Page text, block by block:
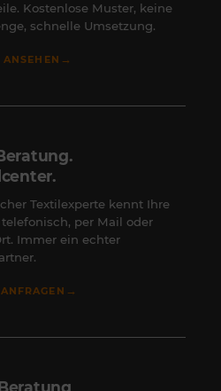
Kostenlose Muster, keine
schnelle Umsetzung.
→
Textilexperte kennt Ihre
per Mail oder
Immer ein echter
→